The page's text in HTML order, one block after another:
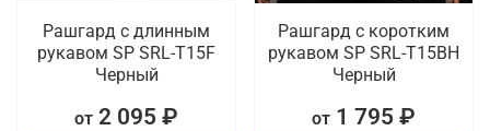
Рашгард с длинным
рукавом SP SRL-T15F
Черный
от 2 095 ₽
Рашгард с коротким
рукавом SP SRL-T15BH
Черный
от 1 795 ₽